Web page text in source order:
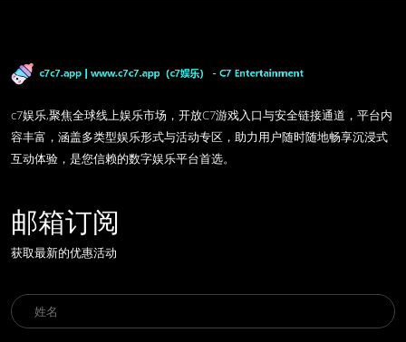
c7娱乐,聚焦全球线上娱乐市场，开放C7游戏入口与安全链接通道，平台内
容丰富，涵盖多类型娱乐形式与活动专区，助力用户随时随地畅享沉浸式
互动体验，是您信赖的数字娱乐平台首选。
邮箱订阅
获取最新的优惠活动